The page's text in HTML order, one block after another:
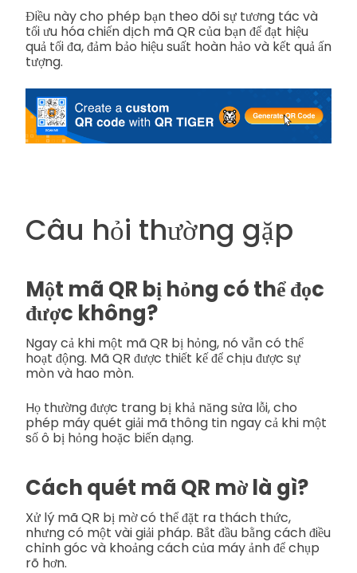
Điều này cho phép bạn theo dõi sự tương tác và
tối ưu hóa chiến dịch mã QR của bạn để đạt hiệu
quả tối đa, đảm bảo hiệu suất hoàn hảo và kết quả ấn
tượng.
Câu hỏi thường gặp
Một mã QR bị hỏng có thể đọc
được không?
Ngay cả khi một mã QR bị hỏng, nó vẫn có thể
hoạt động. Mã QR được thiết kế để chịu được sự
mòn và hao mòn.
Họ thường được trang bị khả năng sửa lỗi, cho
phép máy quét giải mã thông tin ngay cả khi một
số ô bị hỏng hoặc biến dạng.
Cách quét mã QR mờ là gì?
Xử lý mã QR bị mờ có thể đặt ra thách thức,
nhưng có một vài giải pháp. Bắt đầu bằng cách điều
chỉnh góc và khoảng cách của máy ảnh để chụp
rõ hơn.